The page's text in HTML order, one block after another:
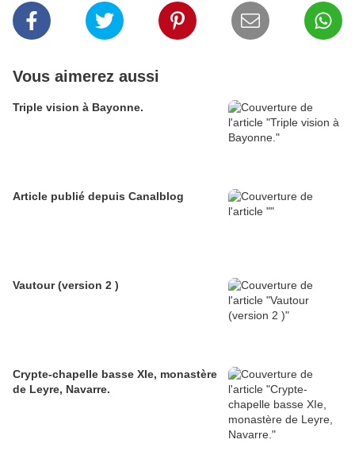
Vous aimerez aussi
Triple vision à Bayonne.
Article publié depuis Canalblog
Vautour (version 2 )
Crypte-chapelle basse XIe, monastère
de Leyre, Navarre.